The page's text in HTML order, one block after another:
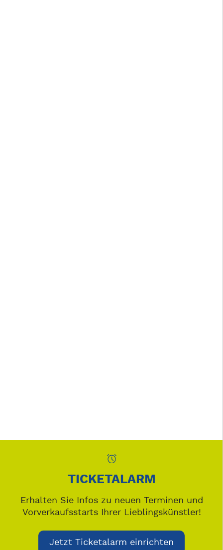
TICKETALARM
Erhalten Sie Infos zu neuen Terminen und
Vorverkaufsstarts Ihrer Lieblingskünstler!
Jetzt Ticketalarm einrichten